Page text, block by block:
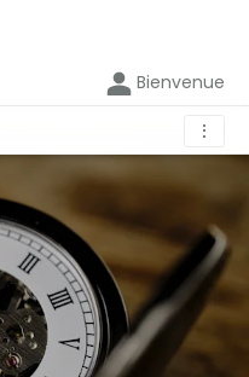
Bienvenue
⋮